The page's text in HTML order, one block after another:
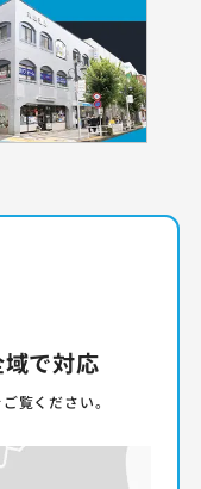
で対応
覧ください。